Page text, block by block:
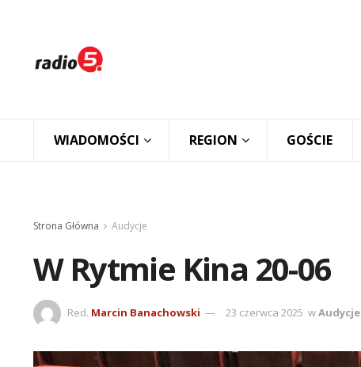
WIADOMOŚCI REGION GOŚCIE
Strona Główna Audycje
W Rytmie Kina 20-06
Red. Marcin Banachowski 23 czerwca 2025 wAudycje